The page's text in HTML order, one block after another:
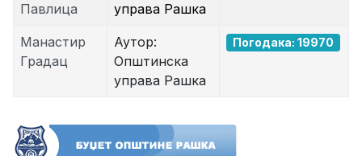
Павлица
управа Рашка
Манастир
Градац
Аутор:
Општинска
управа Рашка
Погодака: 19970